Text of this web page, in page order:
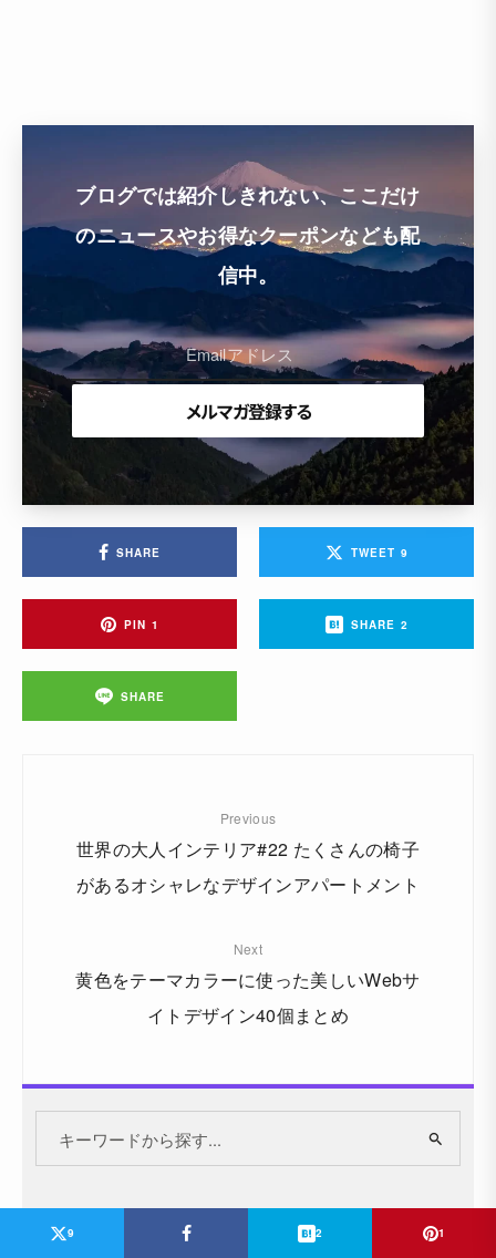
ブログでは紹介しきれない、ここだけ
のニュースやお得なクーポンなども配
信中。
SHARE TWEET 9
PIN 1 SHARE 2
SHARE
Previous
世界の大人インテリア#22 たくさんの椅子
があるオシャレなデザインアパートメント
Next
黄色をテーマカラーに使った美しいWebサ
イトデザイン40個まとめ
9 2 1